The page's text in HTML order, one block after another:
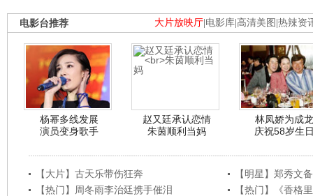
大片放映厅 电影库 高清美图 热辣资
电影台推荐
杨幂多线发展
演员变身歌手
赵又廷承认恋情
朱茵顺利当妈
林凤娇为成龙
庆祝58岁生
【大片】古天乐带伤狂奔
【明星】郑秀文
【热门】周冬雨李治廷携手催泪
【热门】《香格